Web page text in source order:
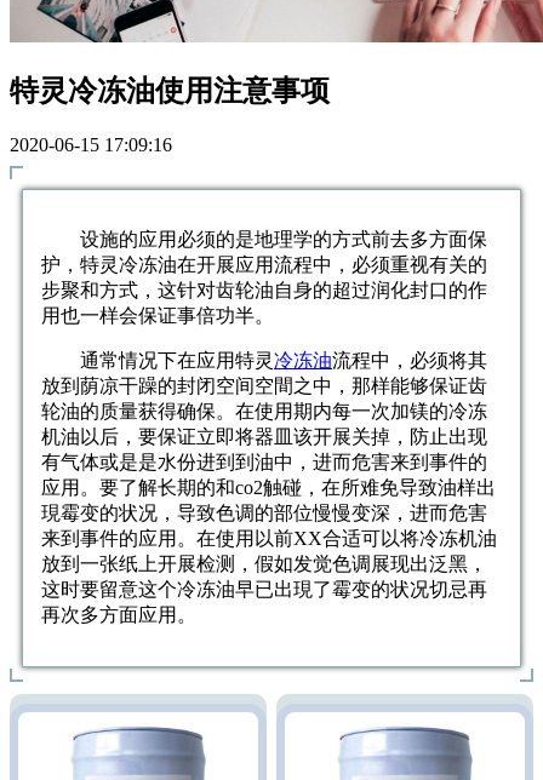
特灵冷冻油使用注意事项
2020-06-15 17:09:16
设施的应用必须的是地理学的方式前去多方面保
护，特灵冷冻油在开展应用流程中，必须重视有关的
步聚和方式，这针对齿轮油自身的超过润化封口的作
用也一样会保证事倍功半。
通常情况下在应用特灵冷冻油流程中，必须将其
放到荫凉干躁的封闭空间空間之中，那样能够保证齿
轮油的质量获得确保。在使用期内每一次加镁的冷冻
机油以后，要保证立即将器皿该开展关掉，防止出现
有气体或是是水份进到到油中，进而危害来到事件的
应用。要了解长期的和co2触碰，在所难免导致油样出
現霉变的状况，导致色调的部位慢慢变深，进而危害
来到事件的应用。在使用以前XX合适可以将冷冻机油
放到一张纸上开展检测，假如发觉色调展现出泛黑，
这时要留意这个冷冻油早已出現了霉变的状况切忌再
再次多方面应用。